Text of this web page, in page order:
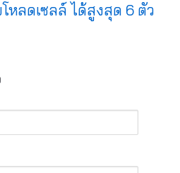
ลดเซลล์ ได้สูงสุด 6 ตัว